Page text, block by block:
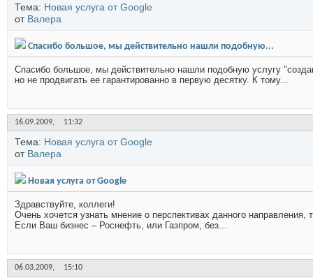
Тема: Новая услуга от Google
от Валера
Спасибо большое, мы действительно нашли подобную...
Спасибо большое, мы действительно нашли подобную услугу
но не продвигать ее гарантированно в первую десятку. К тому...
16.09.2009, 11:32
Тема: Новая услуга от Google
от Валера
Новая услуга от Google
Здравствуйте, коллеги!
Очень хочется узнать мнение о перспективах данного направления,
Если Ваш бизнес – Роснефть, или Газпром, без...
06.03.2009, 15:10